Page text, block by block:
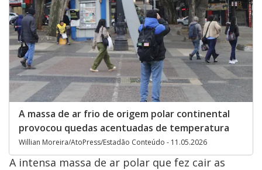
A massa de ar frio de origem polar continental
provocou quedas acentuadas de temperatura
Willian Moreira/AtoPress/Estadão Conteúdo - 11.05.2026
A intensa massa de ar polar que fez cair as